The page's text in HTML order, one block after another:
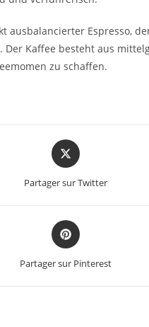
ausbalancierter Espresso,
Kaffee besteht aus
zu schaffen.
Partager sur Twitter
Partager sur Pinterest